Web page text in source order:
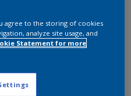
Del Color
Similares
agree to the storing of cookies
analyze site usage, and
Statement for more